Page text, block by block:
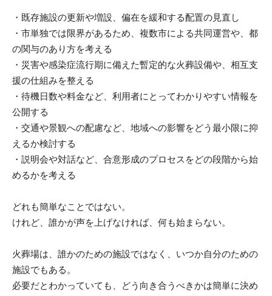
・既存施設の更新や増設、偏在を緩和する配置の見直し
・市単独では限界があるため、複数市による共同運営や、都
の関与のあり方を考える
・災害や感染症流行期に備えた暫定的な火葬設備や、相互支
援の仕組みを整える
・待機日数や料金など、利用者にとってわかりやすい情報を
公開する
・交通や景観への配慮など、地域への影響をどう最小限に抑
えるか検討する
・説明会や対話など、合意形成のプロセスをどの段階から始
めるかを考える
どれも簡単なことではない。
けれど、誰かが声を上げなければ、何も始まらない。
火葬場は、誰かのための施設ではなく、いつか自分のための
施設でもある。
必要だとわかっていても、どう向き合うべきかは簡単に決め